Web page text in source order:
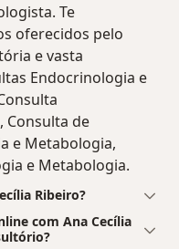
Te
oferecidos pelo
e vasta
Endocrinologia e
Consulta de
e Metabologia,
e Metabologia.
Ribeiro?
com Ana Cecília